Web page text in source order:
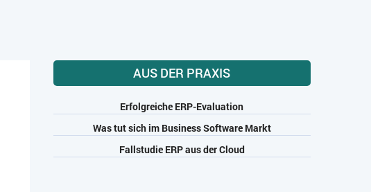
AUS DER PRAXIS
Erfolgreiche ERP-Evaluation
Was tut sich im Business Software Markt
Fallstudie ERP aus der Cloud